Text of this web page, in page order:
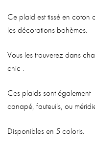
Ce plaid est tissé en coton
les décorations bohèmes.
Vous les trouverez dans
chic .
Ces plaids sont également
canapé, fauteuils, ou
Disponibles en 5 coloris.